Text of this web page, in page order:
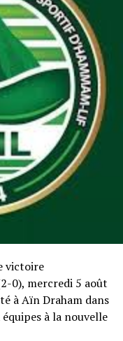
victoire
0), mercredi 5 août
à Aïn Draham dans
à la nouvelle